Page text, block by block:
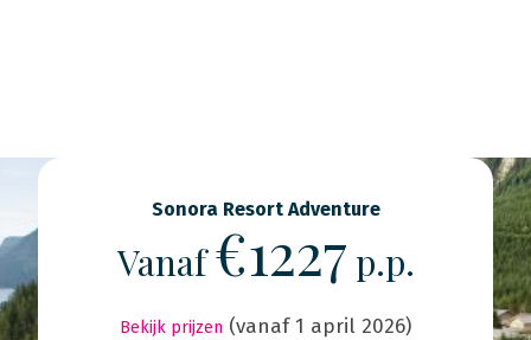
Sonora Resort Adventure
Vanaf€1227 p.p.
Bekijk prijzen (vanaf 1 april 2026)